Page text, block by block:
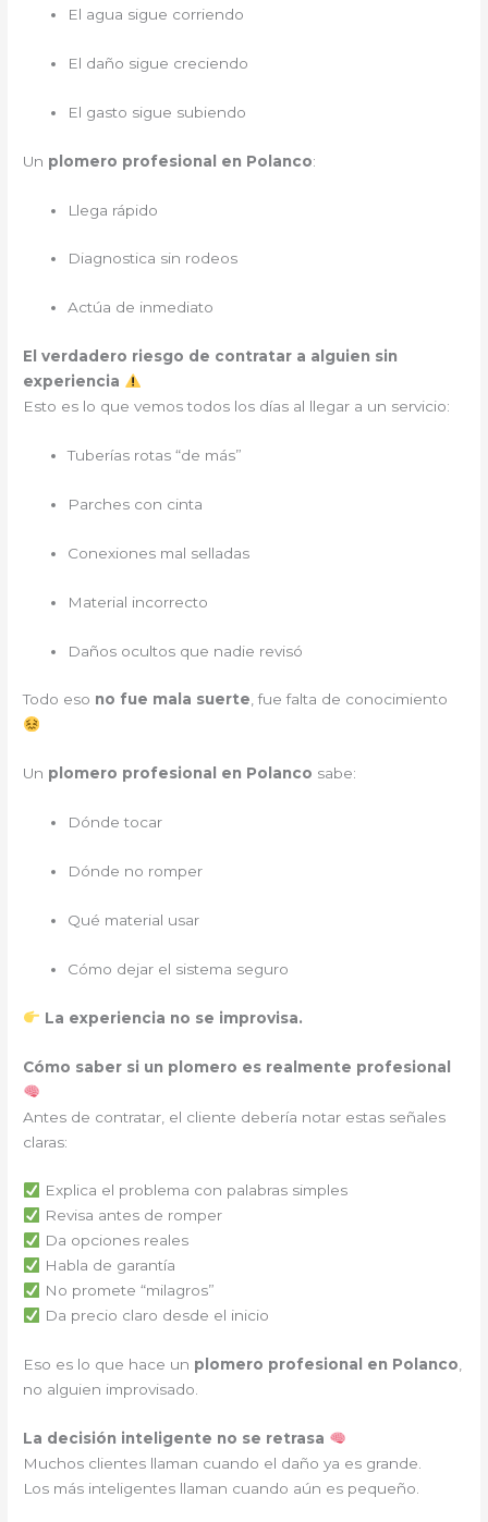
El agua sigue corriendo
El daño sigue creciendo
El gasto sigue subiendo
Un plomero profesional en Polanco:
Llega rápido
Diagnostica sin rodeos
Actúa de inmediato
El verdadero riesgo de contratar a alguien sin
experiencia
Esto es lo que vemos todos los días al llegar a un servicio:
Tuberías rotas “de más”
Parches con cinta
Conexiones mal selladas
Material incorrecto
Daños ocultos que nadie revisó
Todo eso no fue mala suerte, fue falta de conocimiento
Un plomero profesional en Polanco sabe:
Dónde tocar
Dónde no romper
Qué material usar
Cómo dejar el sistema seguro
La experiencia no se improvisa.
Cómo saber si un plomero es realmente profesional
Antes de contratar, el cliente debería notar estas señales
claras:
Explica el problema con palabras simples
Revisa antes de romper
Da opciones reales
Habla de garantía
No promete “milagros”
Da precio claro desde el inicio
Eso es lo que hace un plomero profesional en Polanco,
no alguien improvisado.
La decisión inteligente no se retrasa
Muchos clientes llaman cuando el daño ya es grande.
Los más inteligentes llaman cuando aún es pequeño.